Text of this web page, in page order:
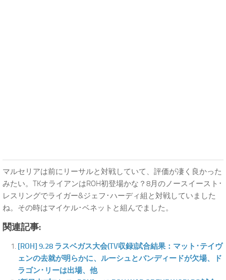
マルセリアは前にリーサルと対戦していて、評価が凄く良かった
みたい。TKオライアンはROH初登場かな？8月のノースイースト･
レスリングでライガー&ジェフ･ハーディ組と対戦していました
ね。その時はマイケル･ベネットと組んでました。
関連記事:
[ROH] 9.28 ラスベガス大会(TV収録)試合結果：マット･テイヴ
ェンの去就が明らかに、ルーシュとバンディードが欠場、ド
ラゴン･リーは出場、他